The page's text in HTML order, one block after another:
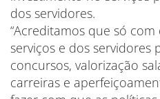
dos servidores.
“Acreditamos que só
serviços e dos servidores
concursos, valorização
carreiras e